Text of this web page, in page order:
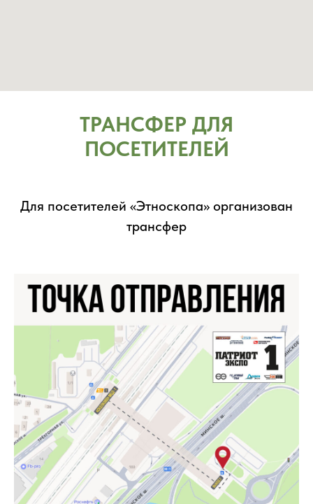
ТРАНСФЕР ДЛЯ
ПОСЕТИТЕЛЕЙ
Для посетителей «Этноскопа» организован
трансфер